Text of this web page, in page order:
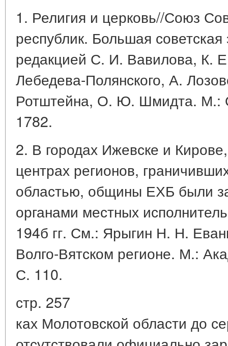
1. Религия и церковь//Союз
республик. Большая
редакцией С. И. Вавилова, К.
Лебедева-Полянского, А.
Ротштейна, О. Ю. Шмидта.
1782.
2. В городах Ижевске и
центрах регионов,
областью, общины ЕХБ были
органами местных
194б гг. См.: Ярыгин Н. Н.
Волго-Вятском регионе. М.:
С. 110.
стр. 257
ках Молотовской области до